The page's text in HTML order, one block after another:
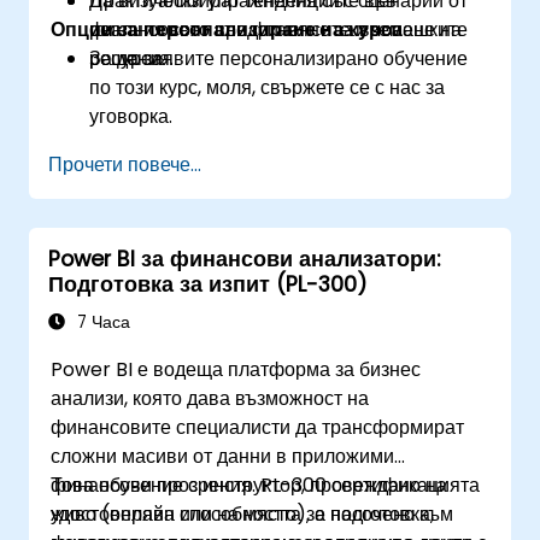
финансовото представяне за вземане на
решения.
реалния свят във финансите и човешките
ресурси.
Опции за персонализиране на курса
За да заявите персонализирано обучение
по този курс, моля, свържете се с нас за
уговорка.
Прочети повече...
Power BI за финансови анализатори:
Подготовка за изпит (PL-300)
7 Часа
Power BI е водеща платформа за бизнес
анализи, която дава възможност на
финансовите специалисти да трансформират
сложни масиви от данни в приложими
финансови прозрения. PL-300 сертификацията
удостоверява способността за подготовка,
Това обучение с инструктор, провеждано на
живо (онлайн или на място), е насочено към